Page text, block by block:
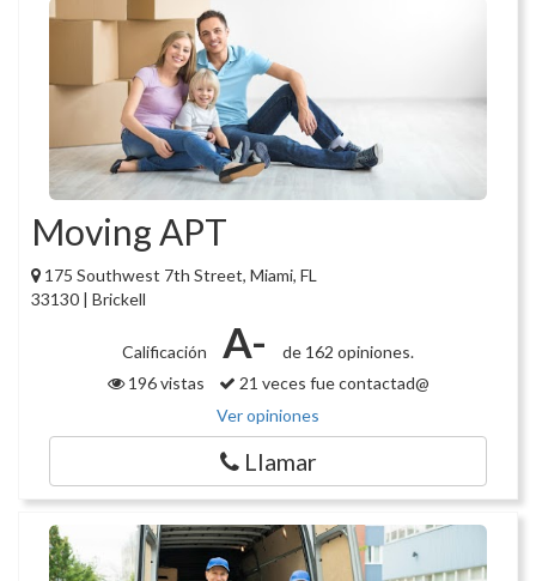
Moving APT
175 Southwest 7th Street, Miami, FL
33130 | Brickell
Calificación A-
de 162 opiniones.
196 vistas
21 veces fue contactad@
Ver opiniones
Llamar